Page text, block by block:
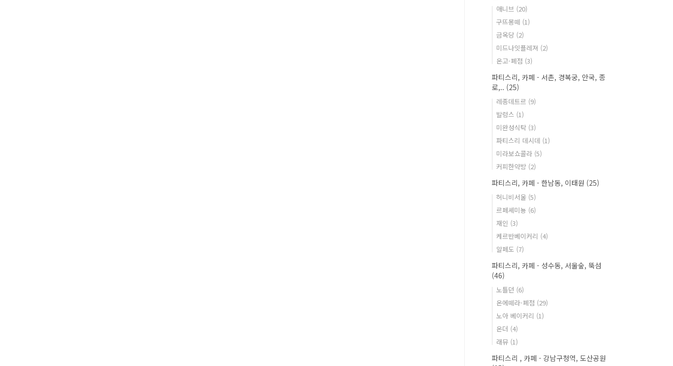
애니브 (20)
구뜨몽떼 (1)
금옥당 (2)
미드나잇플레져 (2)
온고-폐점 (3)
파티스리, 카페 - 서촌, 경복궁, 안국, 종
로,.. (25)
레종데트르 (9)
발렁스 (1)
미완성식탁 (3)
파티스리 데시데 (1)
미라보쇼콜라 (5)
커피한약방 (2)
파티스리, 카페 - 한남동, 이태원 (25)
허니비서울 (5)
르페셰미뇽 (6)
재인 (3)
케르반베이커리 (4)
알페도 (7)
파티스리, 카페 - 성수동, 서울숲, 뚝섬
(46)
노틀던 (6)
온에떼라-폐점 (29)
노아 베이커리 (1)
온더 (4)
래뮤 (1)
파티스리 , 카페 - 강남구청역, 도산공원